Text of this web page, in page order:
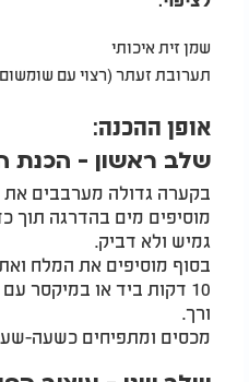
שמן זית איכותי
תערובת זעתר (רצוי עם שומשום
אופן ההכנה:
שלב ראשון - הכנת
בקערה גדולה מערבבים
מוסיפים מים בהדרגה תוך
גמיש ולא דביק.
10 דקות ביד או במיקסר
ורך.
מכסים ומתפיחים כשעה-